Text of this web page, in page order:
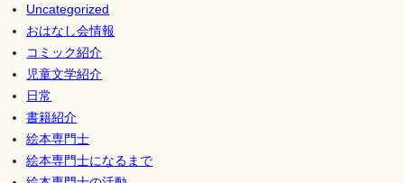
Uncategorized
おはなし会情報
コミック紹介
児童文学紹介
日常
書籍紹介
絵本専門士
絵本専門士になるまで